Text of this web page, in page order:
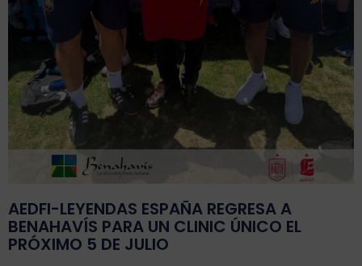
AEDFI-LEYENDAS ESPAÑA REGRESA A
BENAHAVÍS PARA UN CLINIC ÚNICO EL
PRÓXIMO 5 DE JULIO